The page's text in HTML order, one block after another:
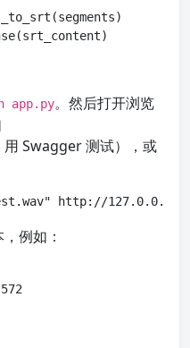
app.py。然后打开浏览
用 Swagger 测试），或
" http://
例如：